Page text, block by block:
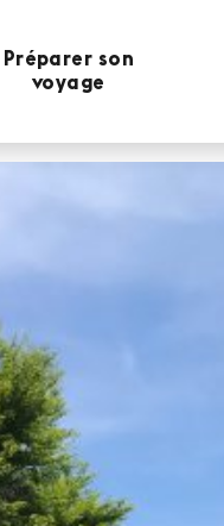
Préparer son
voyage